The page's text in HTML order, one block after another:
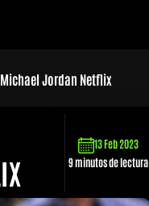
Jordan Netflix
13 Feb 2023
9 minutos de lectura